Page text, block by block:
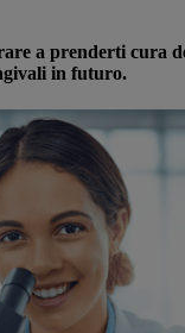
a prenderti cura
in futuro.